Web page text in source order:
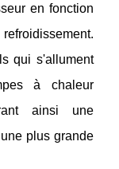
en fonction
qui s'allument
à chaleur
ainsi une
plus grande